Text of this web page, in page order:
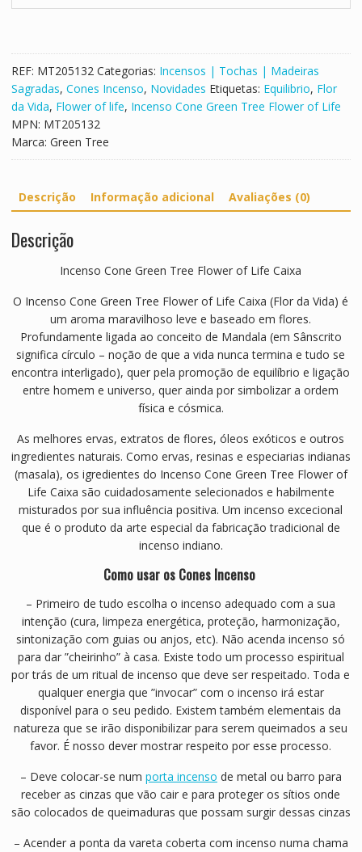
i
f
e
C
x
e
o
K
u
l
A
t
r
s
REF: MT205132 Categorias: Incensos | Tochas | Madeiras
Sagradas, Cones Incenso, Novidades Etiquetas: Equilibrio, Flor
da Vida, Flower of life, Incenso Cone Green Tree Flower of Life
MPN: MT205132
Marca: Green Tree
Descrição Informação adicional Avaliações (0)
Descrição
Incenso Cone Green Tree Flower of Life Caixa
O Incenso Cone Green Tree Flower of Life Caixa (Flor da Vida) é
um aroma maravilhoso leve e baseado em flores.
Profundamente ligada ao conceito de Mandala (em Sânscrito
significa círculo – noção de que a vida nunca termina e tudo se
encontra interligado), quer pela promoção de equilíbrio e ligação
entre homem e universo, quer ainda por simbolizar a ordem
física e cósmica.
As melhores ervas, extratos de flores, óleos exóticos e outros
ingredientes naturais. Como ervas, resinas e especiarias indianas
(masala), os igredientes do Incenso Cone Green Tree Flower of
Life Caixa são cuidadosamente selecionados e habilmente
misturados por sua influência positiva. Um incenso excecional
que é o produto da arte especial da fabricação tradicional de
incenso indiano.
Como usar os Cones Incenso
– Primeiro de tudo escolha o incenso adequado com a sua
intenção (cura, limpeza energética, proteção, harmonização,
sintonização com guias ou anjos, etc). Não acenda incenso só
para dar ”cheirinho” à casa. Existe todo um processo espiritual
por trás de um ritual de incenso que deve ser respeitado. Toda e
qualquer energia que ”invocar” com o incenso irá estar
disponível para o seu pedido. Existem também elementais da
natureza que se irão disponibilizar para serem queimados a seu
favor. É nosso dever mostrar respeito por esse processo.
– Deve colocar-se num porta incenso de metal ou barro para
receber as cinzas que vão cair e para proteger os sítios onde
são colocados de queimaduras que possam surgir dessas cinzas
– Acender a ponta da vareta coberta com incenso numa chama